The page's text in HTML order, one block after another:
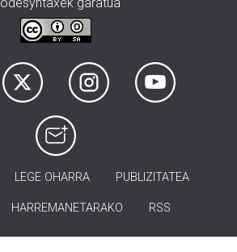
garatua
LEGE OHARRA PUBLIZITATEA
HARREMANETARAKO RSS